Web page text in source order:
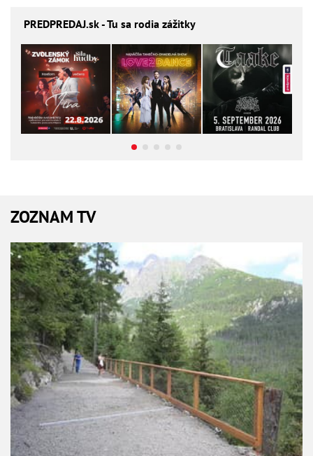
PREDPREDAJ.sk - Tu sa rodia zážitky
ZOZNAM TV